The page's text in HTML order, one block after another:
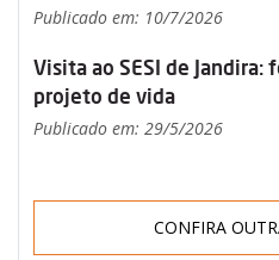
Publicado em: 10/7/2026
Visita ao SESI de Jandira:
projeto de vida
Publicado em: 29/5/2026
CONFIRA